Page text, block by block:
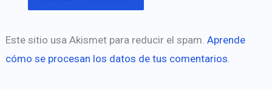
Este sitio usa Akismet para reducir el spam.Aprende
cómo se procesan los datos de tus comentarios.